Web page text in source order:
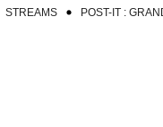
STREAMS POST-IT :